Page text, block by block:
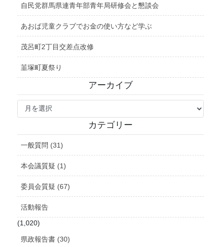
自民党群馬県連青年部青年局研修会と懇談会
あおば児童クラブでお金の使い方など学ぶ
茂呂町2丁目交差点改修
韮塚町夏祭り
アーカイブ
ア
カ
カテゴリー
一般質問 (31)
本会議質疑 (1)
委員会質疑 (67)
活動報告
(1,020)
県政報告書 (30)